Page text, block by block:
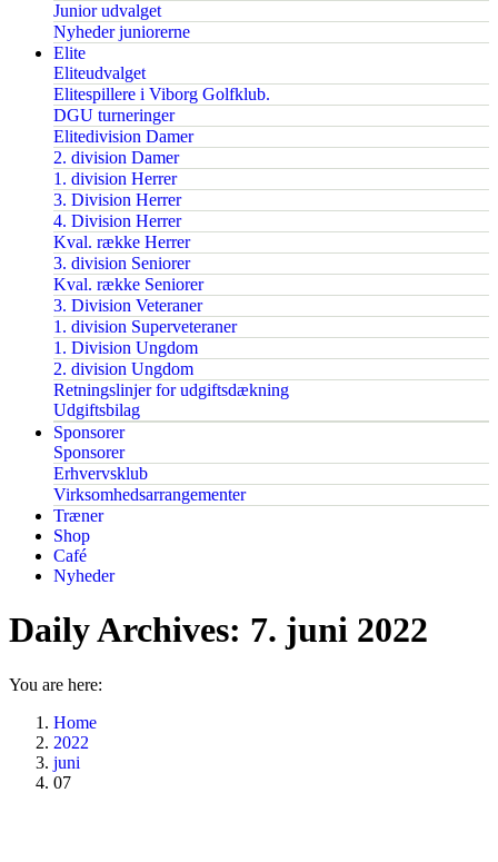
Junior udvalget
Nyheder juniorerne
Elite
Eliteudvalget
Elitespillere i Viborg Golfklub.
DGU turneringer
Elitedivision Damer
2. division Damer
1. division Herrer
3. Division Herrer
4. Division Herrer
Kval. række Herrer
3. division Seniorer
Kval. række Seniorer
3. Division Veteraner
1. division Superveteraner
1. Division Ungdom
2. division Ungdom
Retningslinjer for udgiftsdækning
Udgiftsbilag
Sponsorer
Sponsorer
Erhvervsklub
Virksomhedsarrangementer
Træner
Shop
Café
Nyheder
Daily Archives: 7. juni 2022
You are here:
Home
2022
juni
07